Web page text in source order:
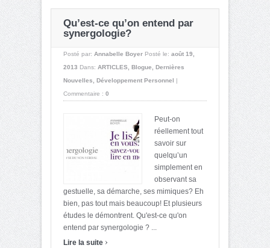
Qu’est-ce qu’on entend par
synergologie?
Posté par: Annabelle Boyer Posté le: août 19,
2013 Dans: ARTICLES Blogue
Dernières
Nouvelles
Développement Personnel |
Commentaire : 0
Peut-on
réellement tout
savoir sur
quelqu’un
simplement en
observant sa
gestuelle, sa démarche, ses mimiques? Eh
bien, pas tout mais beaucoup! Et plusieurs
études le démontrent. Qu'est-ce qu'on
entend par synergologie ? ...
Lire la suite ›